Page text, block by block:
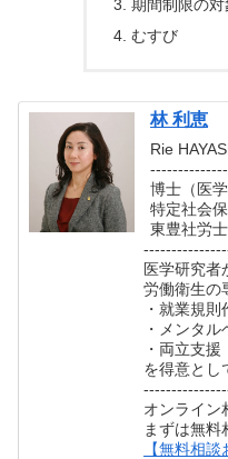
期間制限の対
むすび
林 利恵
Rie
博士（医学
特定社会
東豊社労
医学研究者
労働衛生の
・就業規則
・メンタ
・両立支援
を得意とし
オンライン
まずは無料
【無料相談